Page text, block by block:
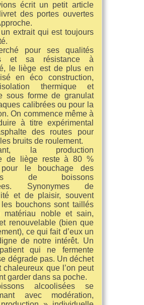
écrit un petit article
des portes ouvertes
extrait qui est toujours
pour ses qualités
et sa résistance à
le liège est de plus en
en éco construction,
thermique et
sous forme de granulat
calibrées ou pour la
On commence même à
à titre expérimental
des routes pour
bruits de roulement.
la production
de liège reste à 80 %
le bouchage des
de boissons
Synonymes de
et de plaisir, souvent
les bouchons sont taillés
matériau noble et sain,
renouvelable (bien que
ce qui fait d’eux un
de notre intérêt. Un
qui ne fermente
dégrade pas. Un déchet
chaleureux que l’on peut
garder dans sa poche.
alcoolisées se
avec modération,